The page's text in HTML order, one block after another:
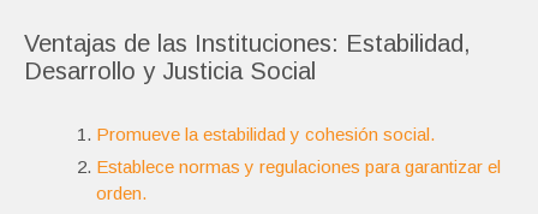
Ventajas de las Instituciones: Estabilidad,
Desarrollo y Justicia Social
Promueve la estabilidad y cohesión social.
Establece normas y regulaciones para garantizar el
orden.